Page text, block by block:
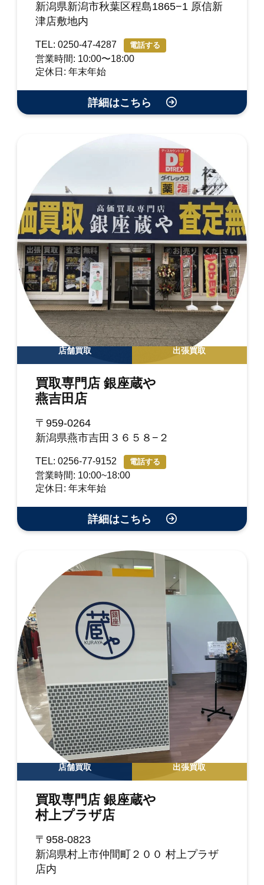
新潟県新潟市秋葉区程島1865−1 原信新
津店敷地内
TEL: 0250-47-4287 電話する
営業時間: 10:00〜18:00
定休日: 年末年始
詳細はこちら
店舗買取 出張買取
買取専門店 銀座蔵や
燕吉田店
〒959-0264
新潟県燕市吉田３６５８−２
TEL: 0256-77-9152 電話する
営業時間: 10:00~18:00
定休日: 年末年始
詳細はこちら
店舗買取 出張買取
買取専門店 銀座蔵や
村上プラザ店
〒958-0823
新潟県村上市仲間町２００ 村上プラザ
店内